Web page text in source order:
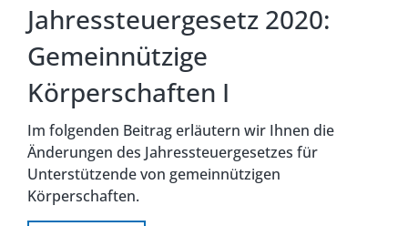
Jahressteuergesetz 2020:
Gemeinnützige
Körperschaften I
Im folgenden Beitrag erläutern wir Ihnen die
Änderungen des Jahressteuergesetzes für
Unterstützende von gemeinnützigen
Körperschaften.